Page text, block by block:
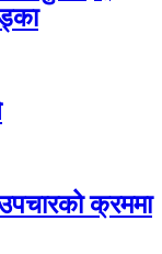
क्रममा